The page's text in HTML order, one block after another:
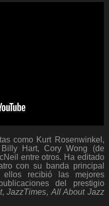
como Kurt Rosenwinkel,
Hart, Cory Wong (de
entre otros. Ha editado
con su banda principal
recibió las mejores
del prestigio
,JazzTimes,All About Jazz